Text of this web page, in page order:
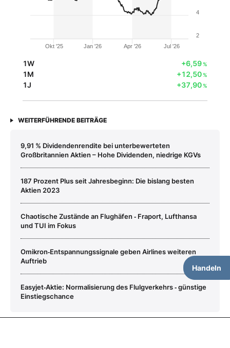
Handeln
Okt '25 Jan '26 Apr '26 Jul '26
2
4
1W +6,59%
1M +12,50%
1J +37,90%
WEITERFÜHRENDE BEITRÄGE
9,91 % Dividendenrendite bei unterbewerteten
Großbritannien Aktien – Hohe Dividenden, niedrige KGVs
187 Prozent Plus seit Jahresbeginn: Die bislang besten
Aktien 2023
Chaotische Zustände an Flughäfen ‑ Fraport, Lufthansa
und TUI im Fokus
Omikron‑Entspannungssignale geben Airlines weiteren
Auftrieb
Easyjet‑Aktie: Normalisierung des Flulgverkehrs ‑ günstige
Einstiegschance